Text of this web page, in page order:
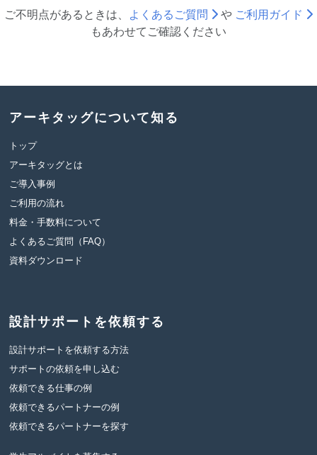
ご不明点があるときは、 よくあるご質問 や ご利用ガイド
もあわせて ご確認ください
アーキタッグについて知る
トップ
アーキタッグとは
ご導入事例
ご利用の流れ
料金・手数料について
よくあるご質問（FAQ）
資料ダウンロード
設計サポートを依頼する
設計サポートを依頼する方法
サポートの依頼を申し込む
依頼できる仕事の例
依頼できるパートナーの例
依頼できるパートナーを探す